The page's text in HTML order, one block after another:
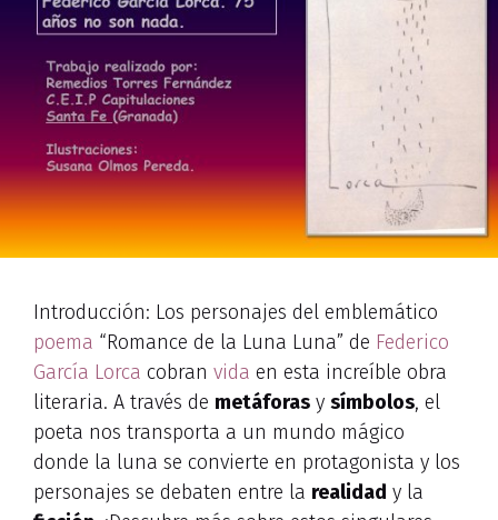
Introducción: Los personajes del emblemático
poema “Romance de la Luna Luna” de Federico
García Lorca cobran vida en esta increíble obra
literaria. A través de metáforas y símbolos, el
poeta nos transporta a un mundo mágico
donde la luna se convierte en protagonista y los
personajes se debaten entre la realidad y la